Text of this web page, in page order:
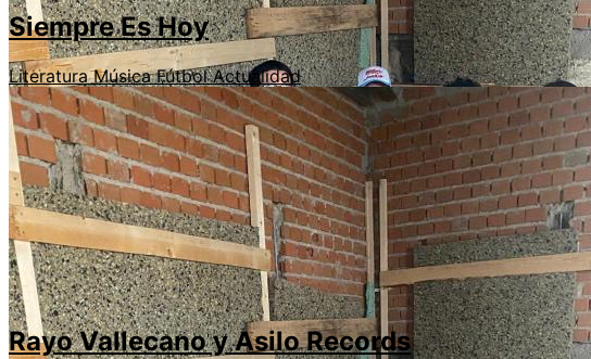
Siempre Es Hoy
LiteraturaMúsicaFútbolActualidad
Rayo Vallecano y Asilo Records